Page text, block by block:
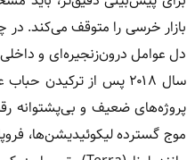
بازار خرسی را متوقف می‌کند. در
دل عوامل درون‌زنجیره‌ای و
موج گسترده لیکوئیدیشن‌ها،